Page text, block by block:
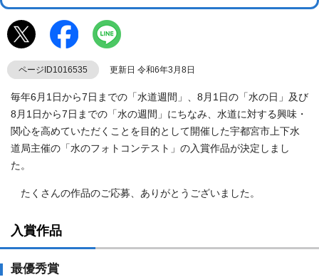
ページID1016535 更新日 令和6年3月8日
毎年6月1日から7日までの「水道週間」、8月1日の「水の日」及び
8月1日から7日までの「水の週間」にちなみ、水道に対する興味・
関心を高めていただくことを目的として開催した宇都宮市上下水
道局主催の「水のフォトコンテスト」の入賞作品が決定しまし
た。
たくさんの作品のご応募、ありがとうございました。
入賞作品
最優秀賞